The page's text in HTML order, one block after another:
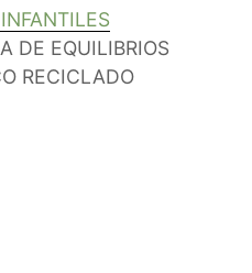
DE EQUILIBRIOS
RECICLADO